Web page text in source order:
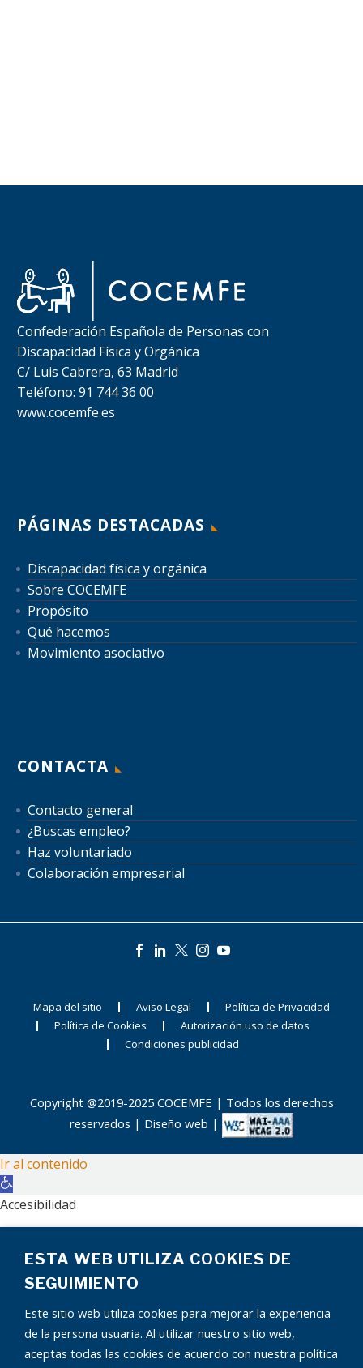
Confederación Española de Personas con
Discapacidad Física y Orgánica
C/ Luis Cabrera, 63 Madrid
Teléfono: 91 744 36 00
www.cocemfe.es
PÁGINAS DESTACADAS
Discapacidad física y orgánica
Sobre COCEMFE
Propósito
Qué hacemos
Movimiento asociativo
CONTACTA
Contacto general
¿Buscas empleo?
Haz voluntariado
Colaboración empresarial
Mapa del sitio Aviso Legal
Política de Privacidad
Política de Cookies
Autorización uso de datos
Condiciones publicidad
Copyright @2019-2025 COCEMFE | Todos los derechos
reservados | Diseño web |
ESTA WEB UTILIZA COOKIES DE
SEGUIMIENTO
Este sitio web utiliza cookies para mejorar la experiencia
de la persona usuaria. Al utilizar nuestro sitio web,
aceptas todas las cookies de acuerdo con nuestra política
Ir al contenido
Abrir
barra
de
Accesibilidad
Disminuir texto
Escala de grises
Contraste negativo
Fondo claro
Subrayar enlaces